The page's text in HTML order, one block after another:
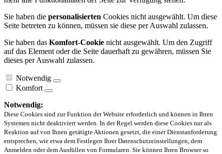
Sie haben die personalisierten Cookies nicht ausgewählt. Um diese
Seite betreten zu können, müssen sie diese per Auswahl zulassen.
Sie haben das Komfort-Cookie nicht ausgewählt. Um den Zugriff
auf das Element oder die Seite dauerhaft zu gewähren, müssen Sie
dieses per Auswahl zulassen.
Notwendig
Komfort
Notwendig:
Diese Cookies sind zur Funktion der Website erforderlich und können in Ihren
Systemen nicht deaktiviert werden. In der Regel werden diese Cookies nur als
Reaktion auf von Ihnen getätigte Aktionen gesetzt, die einer Dienstanforderung
entsprechen, wie etwa dem Festlegen Ihrer Datenschutzeinstellungen, dem
Anmelden oder dem Ausfüllen von Formularen. Sie können Ihren Browser so